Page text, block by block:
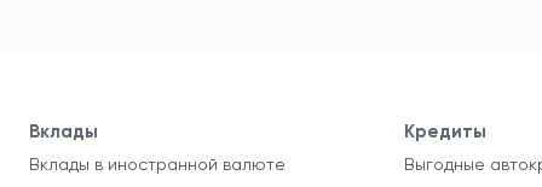
Вклады
Вклады в иностранной валюте
Кредиты
Выгодные